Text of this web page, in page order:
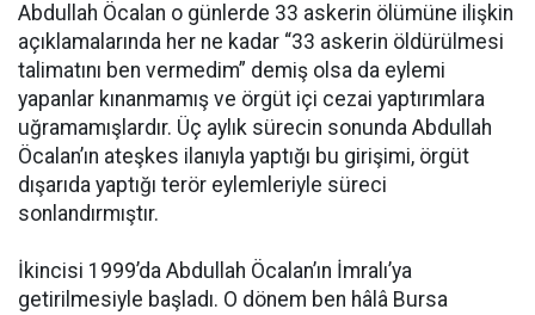
Abdullah Öcalan o günlerde 33 askerin ölümüne ilişkin
açıklamalarında her ne kadar “33 askerin öldürülmesi
talimatını ben vermedim” demiş olsa da eylemi
yapanlar kınanmamış ve örgüt içi cezai yaptırımlara
uğramamışlardır. Üç aylık sürecin sonunda Abdullah
Öcalan’ın ateşkes ilanıyla yaptığı bu girişimi, örgüt
dışarıda yaptığı terör eylemleriyle süreci
sonlandırmıştır.
İkincisi 1999’da Abdullah Öcalan’ın İmralı’ya
getirilmesiyle başladı. O dönem ben hâlâ Bursa